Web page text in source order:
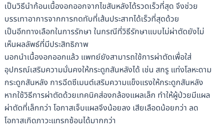
เป็นวิธีนำก้อนเนื้องอกออกจากไขสันหลังได้รวดเร็วที่สุด จึงช่วย
บรรเทาอาการจากการกดทับที่เส้นประสาทได้เร็วที่สุดด้วย
เป็นอีกทางเลือกในการรักษา ในกรณีที่วิธีรักษาแบบไม่ผ่าตัดยังไม่
เห็นผลลัพธ์ที่มีประสิทธิภาพ
นอกนำเนื้องอกออกแล้ว แพทย์ยังสามารถใช้การผ่าตัดเพื่อใส่
อุปกรณ์เสริมความมั่นคงให้กระดูกสันหลังได้ เช่น สกรู แท่งโลหะดาม
กระดูกสันหลัง การฉีดซีเมนต์เสริมความแข็งแรงให้กระดูกสันหลัง
หากใช้วิธีการผ่าตัดด้วยเทคนิคส่องกล้องแผลเล็ก ทำให้ผู้ป่วยมีแผล
ผ่าตัดที่เล็กกว่า โอกาสเจ็บแผลจึงน้อยลง เสียเลือดน้อยกว่า ลด
โอกาสเกิดภาวะแทรกซ้อนได้มากกว่า